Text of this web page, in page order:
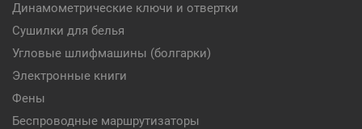
Динамометрические ключи и отвертки
Сушилки для белья
Угловые шлифмашины (болгарки)
Электронные книги
Фены
Беспроводные маршрутизаторы